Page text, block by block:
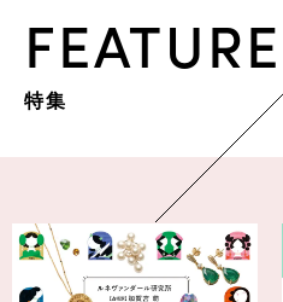
FEATURE
特集